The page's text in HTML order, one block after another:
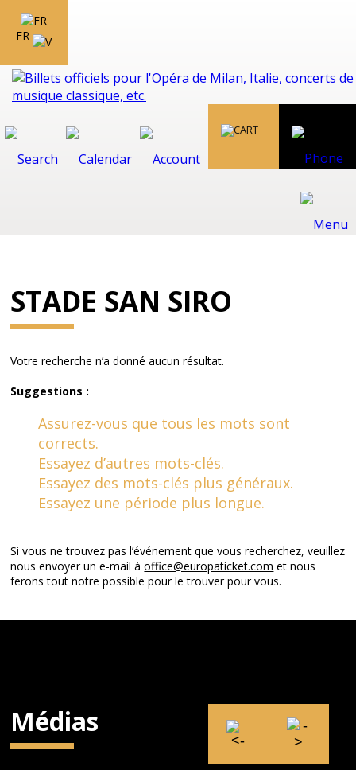
FR
STADE SAN SIRO
Votre recherche n’a donné aucun résultat.
Suggestions :
Assurez-vous que tous les mots sont
corrects.
Essayez d’autres mots-clés.
Essayez des mots-clés plus généraux.
Essayez une période plus longue.
Si vous ne trouvez pas l’événement que vous recherchez, veuillez
nous envoyer un e-mail àoffice@europaticket.com et nous
ferons tout notre possible pour le trouver pour vous.
Médias